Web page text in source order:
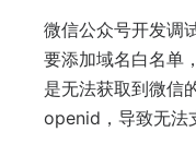
微信公众号开发调
要添加域名白名单
是无法获取到微信
openid，导致无法